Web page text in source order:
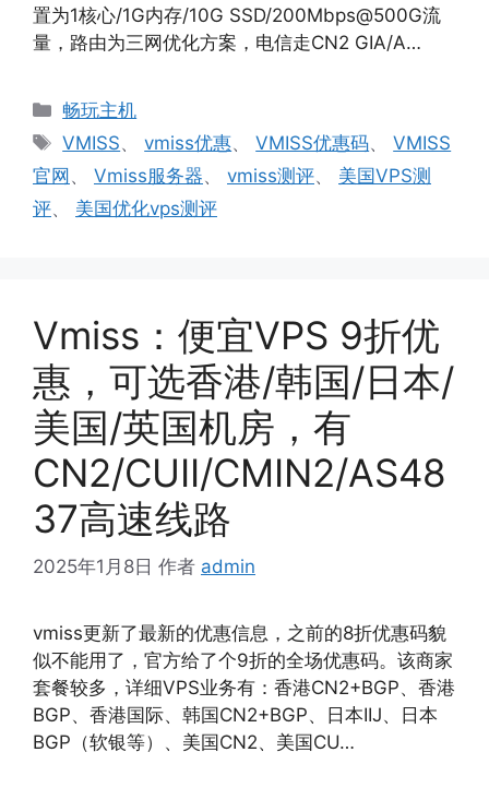
置为1核心/1G内存/10G SSD/200Mbps@500G流
量，路由为三网优化方案，电信走CN2 GIA/A…
分
类
畅玩主机
标
签
VMISS、vmiss优惠、VMISS优惠码、VMISS
官网、 Vmiss服务器、 vmiss测评、 美国VPS测
评、 美国优化vps测评
Vmiss：便宜VPS 9折优
惠，可选香港/韩国/日本/
美国/英国机房，有
CN2/CUII/CMIN2/AS48
37高速线路
2025年1月8日 作者 admin
vmiss更新了最新的优惠信息，之前的8折优惠码貌
似不能用了，官方给了个9折的全场优惠码。该商家
套餐较多，详细VPS业务有：香港CN2+BGP、香港
BGP、香港国际、韩国CN2+BGP、日本IIJ、日本
BGP（软银等）、美国CN2、美国CU…